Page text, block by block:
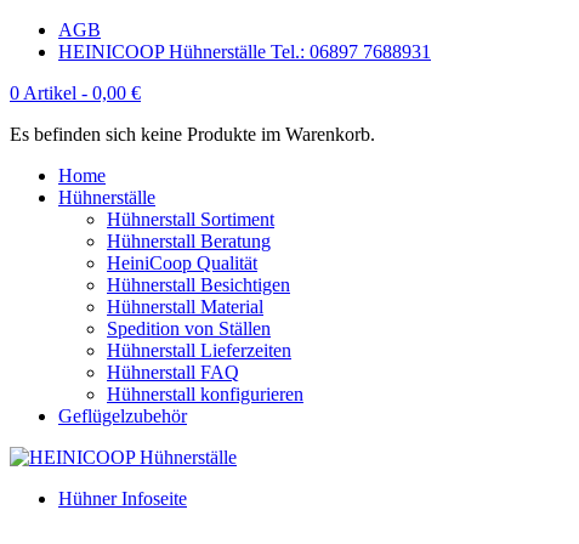
AGB
HEINICOOP Hühnerställe Tel.: 06897 7688931
0 Artikel - 0,00 €
Es befinden sich keine Produkte im Warenkorb.
Home
Hühnerställe
Hühnerstall Sortiment
Hühnerstall Beratung
HeiniCoop Qualität
Hühnerstall Besichtigen
Hühnerstall Material
Spedition von Ställen
Hühnerstall Lieferzeiten
Hühnerstall FAQ
Hühnerstall konfigurieren
Geflügelzubehör
Hühner Infoseite